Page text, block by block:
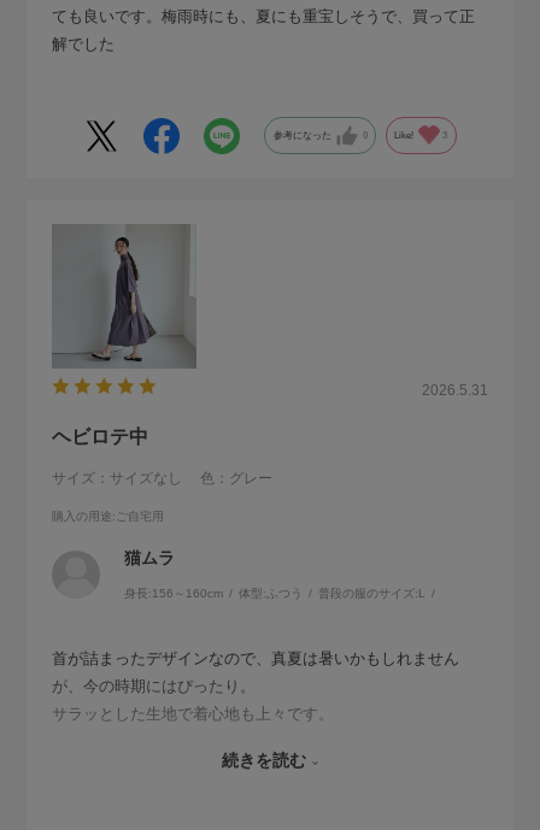
ても良いです。梅雨時にも、夏にも重宝しそうで、買って正
解でした
参考になった 0 Like! 3
2026.5.31
ヘビロテ中
サイズ：サイズなし 色：グレー
購入の用途:ご自宅用
猫ムラ
身長:156～160cm 体型:ふつう 普段の服のサイズ:L
首が詰まったデザインなので、真夏は暑いかもしれません
が、今の時期にはぴったり。
サラッとした生地で着心地も上々です。
続きを読む